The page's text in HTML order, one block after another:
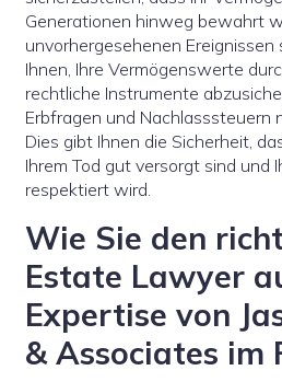
Generationen hinweg bewahrt
unvorhergesehenen
Ihnen, Ihre Vermögenswerte
rechtliche Instrumente
Erbfragen und Nachlasssteuern
Dies gibt Ihnen die Sicherheit,
Ihrem Tod gut versorgt sind und
respektiert wird.
Wie Sie den
Estate Lawyer
Expertise von
& Associates im